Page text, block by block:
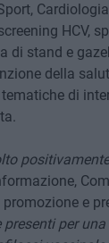
HCV,
di stand e
della
di
positivamente
e
per